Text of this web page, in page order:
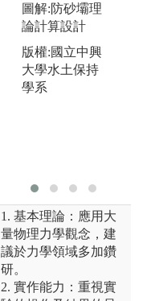
洋相關議題的
深度。
圖解:學生進行
辯論比賽
版權:中山大學
圖解:防砂壩理
論計算設計
版權:國立中興
大學水土保持
學系
1. 基本理論：應用大
量物理力學觀念，建
議於力學領域多加鑽
研。
2. 實作能力：重視實